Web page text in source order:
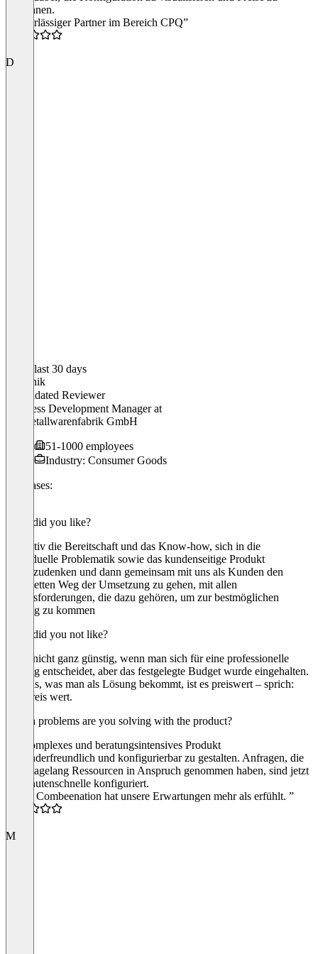
berechnen.
“Zuverlässiger Partner im Bereich CPQ”
D
In the last 30 days
Dominik
Validated Reviewer
Business Development Managerat
JU Metallwarenfabrik GmbH
51-1000 employees
Industry: Consumer Goods
Use cases:
What did you like?
Definitiv die Bereitschaft und das Know-how, sich in die
individuelle Problematik sowie das kundenseitige Produkt
hineinzudenken und dann gemeinsam mit uns als Kunden den
kompletten Weg der Umsetzung zu gehen, mit allen
Herausforderungen, die dazu gehören, um zur bestmöglichen
Lösung zu kommen
What did you not like?
Es ist nicht ganz günstig, wenn man sich für eine professionelle
Lösung entscheidet, aber das festgelegte Budget wurde eingehalten.
Für das, was man als Lösung bekommt, ist es preiswert – sprich:
den Preis wert.
Which problems are you solving with the product?
Ein komplexes und beratungsintensives Produkt
anwenderfreundlich und konfigurierbar zu gestalten. Anfragen, die
sonst tagelang Ressourcen in Anspruch genommen haben, sind jetzt
in Minutenschnelle konfiguriert.
“Sehr, Combeenation hat unsere Erwartungen mehr als erfühlt. ”
M